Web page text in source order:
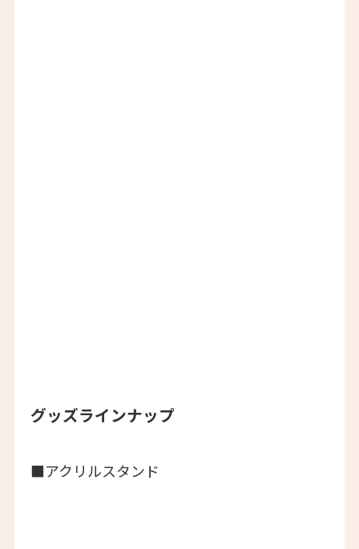
グッズラインナップ
■アクリルスタンド